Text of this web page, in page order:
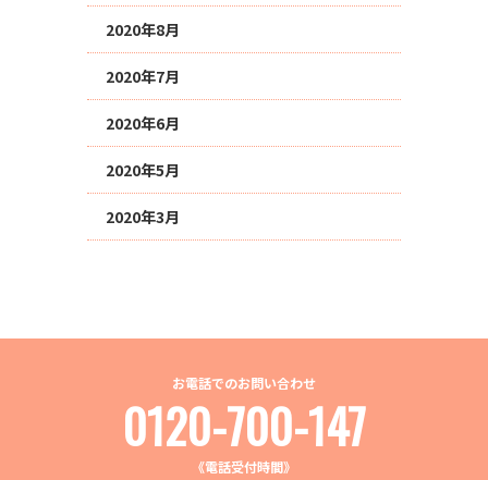
2020年8月
2020年7月
2020年6月
2020年5月
2020年3月
お電話でのお問い合わせ
0120-700-147
《電話受付時間》